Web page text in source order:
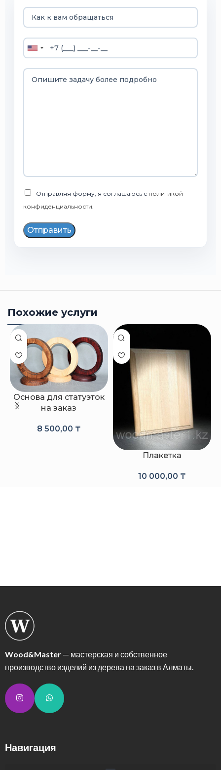
Отправляя форму, я соглашаюсь с политикой
конфиденциальности.
Отправить
Похожие услуги
Основа для статуэток
на заказ
8 500,00 ₸
Плакетка
10 000,00 ₸
Wood&Master — мастерская и собственное
производство изделий из дерева на заказ в Алматы.
Навигация